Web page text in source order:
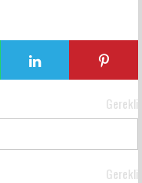
Gerekli
Gerekli